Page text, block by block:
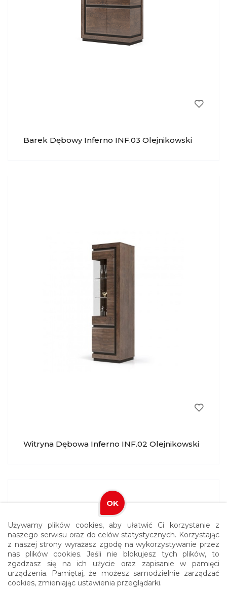
Barek Dębowy Inferno INF.03 Olejnikowski
Witryna Dębowa Inferno INF.02 Olejnikowski
Używamy plików cookies, aby ułatwić Ci korzystanie z
naszego serwisu oraz do celów statystycznych. Korzystając
z naszej strony wyrażasz zgodę na wykorzystywanie przez
nas plików cookies. Jeśli nie blokujesz tych plików, to
zgadzasz się na ich użycie oraz zapisanie w pamięci
urządzenia. Pamiętaj, że możesz samodzielnie zarządzać
cookies, zmieniając ustawienia przeglądarki.
OK